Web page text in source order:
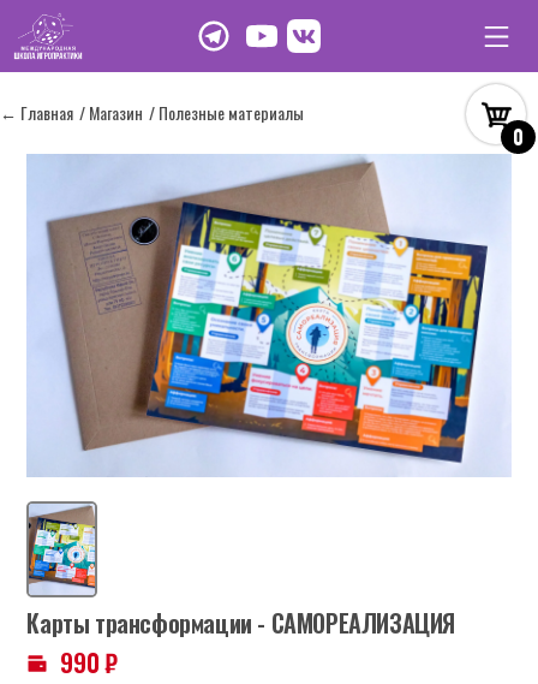
← Главная / Магазин / Полезные материалы
Карты трансформации - САМОРЕАЛИЗАЦИЯ
990₽
0